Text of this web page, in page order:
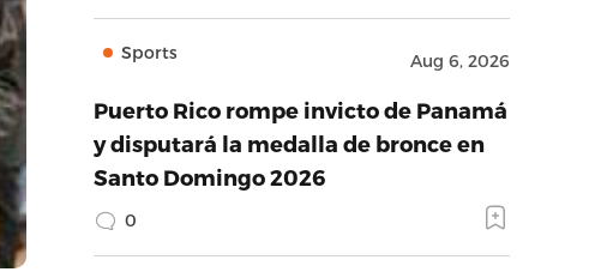
Sports Aug 6, 2026
Puerto Rico rompe invicto de Panamá
y disputará la medalla de bronce en
Santo Domingo 2026
0